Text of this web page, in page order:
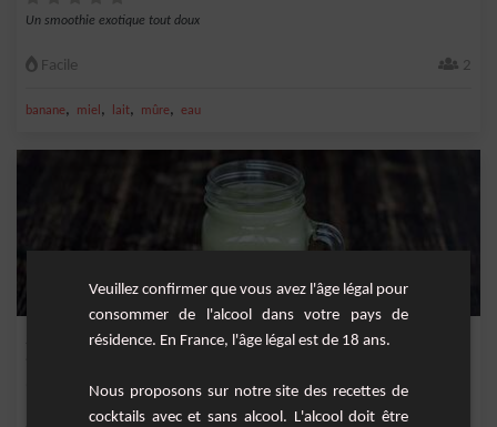
Un smoothie exotique tout doux
Facile 2
banane, miel , lait, mûre, eau
Smoothie péruvien
Un smoothie avec de l'avocat Hass
Veuillez confirmer que vous avez l'âge légal pour
consommer de l'alcool dans votre pays de
résidence. En France, l'âge légal est de 18 ans.
Nous proposons sur notre site des recettes de
cocktails avec et sans alcool. L'alcool doit être